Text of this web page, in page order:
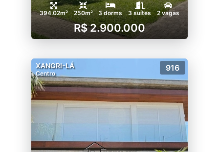
394.02m² 250m² 3 dorms 3 suítes 2 vagas
R$ 2.900.000
XANGRI-LÁ
Centro
916